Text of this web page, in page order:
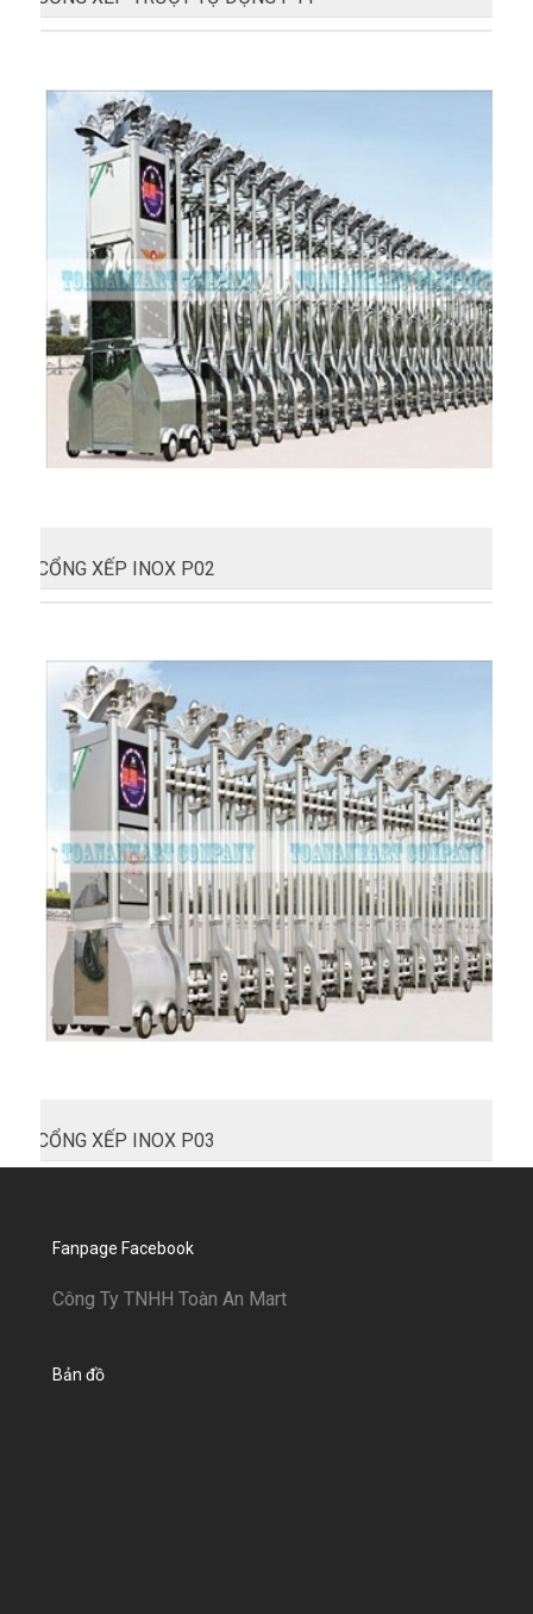
CỔNG XẾP INOX P02
CỔNG XẾP INOX P03
Fanpage Facebook
Công Ty TNHH Toàn An Mart
Bản đồ